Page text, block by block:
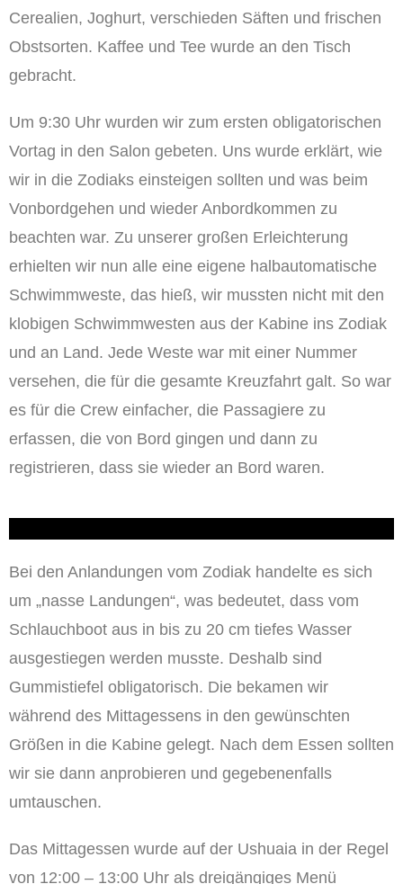
Cerealien, Joghurt, verschieden Säften und frischen
Obstsorten. Kaffee und Tee wurde an den Tisch
gebracht.
Um 9:30 Uhr wurden wir zum ersten obligatorischen
Vortag in den Salon gebeten. Uns wurde erklärt, wie
wir in die Zodiaks einsteigen sollten und was beim
Vonbordgehen und wieder Anbordkommen zu
beachten war. Zu unserer großen Erleichterung
erhielten wir nun alle eine eigene halbautomatische
Schwimmweste, das hieß, wir mussten nicht mit den
klobigen Schwimmwesten aus der Kabine ins Zodiak
und an Land. Jede Weste war mit einer Nummer
versehen, die für die gesamte Kreuzfahrt galt. So war
es für die Crew einfacher, die Passagiere zu
erfassen, die von Bord gingen und dann zu
registrieren, dass sie wieder an Bord waren.
Bei den Anlandungen vom Zodiak handelte es sich
um „nasse Landungen“, was bedeutet, dass vom
Schlauchboot aus in bis zu 20 cm tiefes Wasser
ausgestiegen werden musste. Deshalb sind
Gummistiefel obligatorisch. Die bekamen wir
während des Mittagessens in den gewünschten
Größen in die Kabine gelegt. Nach dem Essen sollten
wir sie dann anprobieren und gegebenenfalls
umtauschen.
Das Mittagessen wurde auf der Ushuaia in der Regel
von 12:00 – 13:00 Uhr als dreigängiges Menü